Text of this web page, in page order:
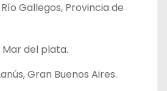
Gallegos, Provincia de
del plata.
Gran Buenos Aires.